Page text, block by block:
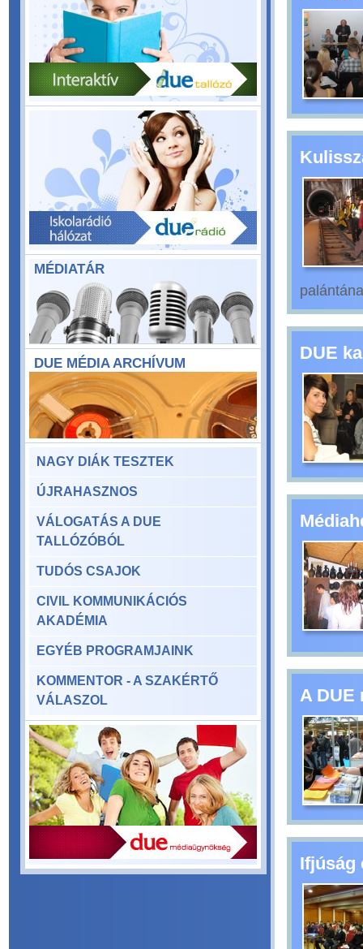
MÉDIATÁR
DUE MÉDIA ARCHÍVUM
NAGY DIÁK TESZTEK
ÚJRAHASZNOS
VÁLOGATÁS A DUE
TALLÓZÓBÓL
TUDÓS CSAJOK
CIVIL KOMMUNIKÁCIÓS
AKADÉMIA
EGYÉB PROGRAMJAINK
KOMMENTOR - A SZAKÉRTŐ
VÁLASZOL
DUE
A DUE
Ifjúság